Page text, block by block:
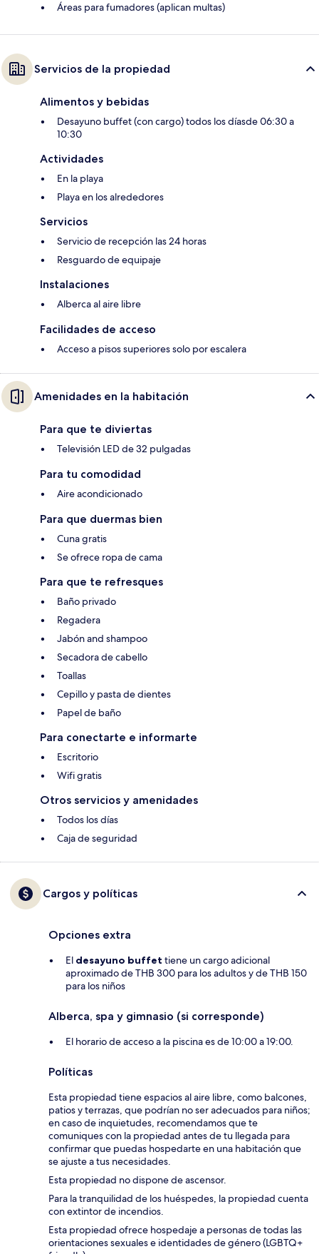
Áreas para fumadores (aplican multas)
Servicios de la propiedad
Alimentos y bebidas
Desayuno buffet (con cargo) todos los díasde 06:30 a
10:30
Actividades
En la playa
Playa en los alrededores
Servicios
Servicio de recepción las 24 horas
Resguardo de equipaje
Instalaciones
Alberca al aire libre
Facilidades de acceso
Acceso a pisos superiores solo por escalera
Amenidades en la habitación
Para que te diviertas
Televisión LED de 32 pulgadas
Para tu comodidad
Aire acondicionado
Para que duermas bien
Cuna gratis
Se ofrece ropa de cama
Para que te refresques
Baño privado
Regadera
Jabón and shampoo
Secadora de cabello
Toallas
Cepillo y pasta de dientes
Papel de baño
Para conectarte e informarte
Escritorio
Wifi gratis
Otros servicios y amenidades
Todos los días
Caja de seguridad
Cargos y políticas
Opciones extra
El desayuno buffet tiene un cargo adicional
aproximado de THB 300 para los adultos y de THB 150
para los niños
Alberca, spa y gimnasio (si corresponde)
El horario de acceso a la piscina es de 10:00 a 19:00.
Políticas
Esta propiedad tiene espacios al aire libre, como balcones,
patios y terrazas, que podrían no ser adecuados para niños;
en caso de inquietudes, recomendamos que te
comuniques con la propiedad antes de tu llegada para
confirmar que puedas hospedarte en una habitación que
se ajuste a tus necesidades.
Esta propiedad no dispone de ascensor.
Para la tranquilidad de los huéspedes, la propiedad cuenta
con extintor de incendios.
Esta propiedad ofrece hospedaje a personas de todas las
orientaciones sexuales e identidades de género (LGBTQ+